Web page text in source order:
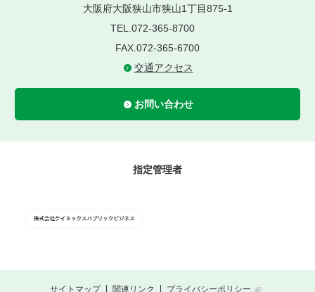
大阪府大阪狭山市狭山1丁目875-1
TEL.072-365-8700
FAX.072-365-6700
交通アクセス
お問い合わせ
指定管理者
サイトマップ 関連リンク プライバシーポリシー